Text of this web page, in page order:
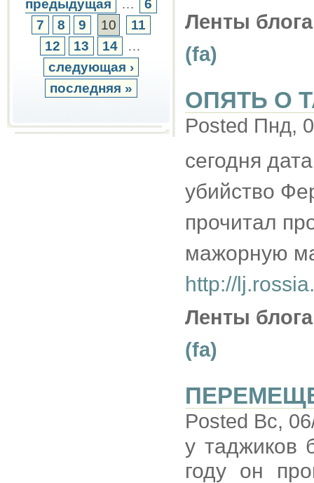
предыдущая …
6
7
8 9 10
11
12
13 14
…
следующая ›
последняя »
Ленты
(fa)
ОПЯТЬ О
Posted Пнд,
сегодня
убийство
прочитал
мажорную
http://
Ленты
(fa)
Posted Вс,
у таджиков
году он